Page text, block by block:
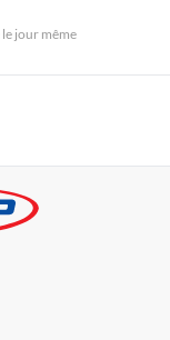
jour même